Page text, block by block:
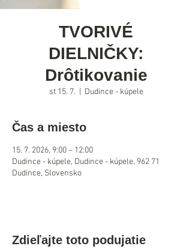
TVORIVÉ
DIELNIČKY:
Drôtikovanie
st 15. 7. Dudince - kúpele
Čas a miesto
15. 7. 2026, 9:00 – 12:00
Dudince - kúpele, Dudince - kúpele, 962 71
Dudince, Slovensko
Zdieľajte toto podujatie